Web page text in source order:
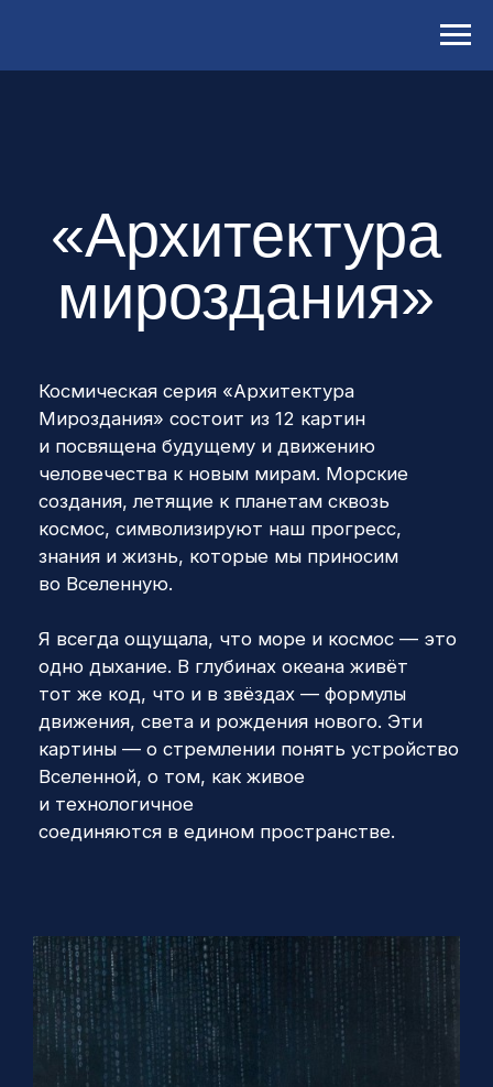
Мироздания» состоит из 12 картин
и посвящена будущему и движению
знания и жизнь, которые мы приносим
во Вселенную.
Я всегда ощущала, что море и космос — это
одно дыхание. В глубинах океана живёт
тот же код, что и в звёздах — формулы
движения, света и рождения нового. Эти
картины — о стремлении понять устройство
Вселенной, о том, как живое
и технологичное
соединяются в едином пространстве.
мироздания»